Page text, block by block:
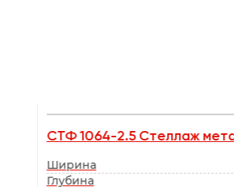
СТФ 1064-2.5 Стеллаж
Ширина
Глубина